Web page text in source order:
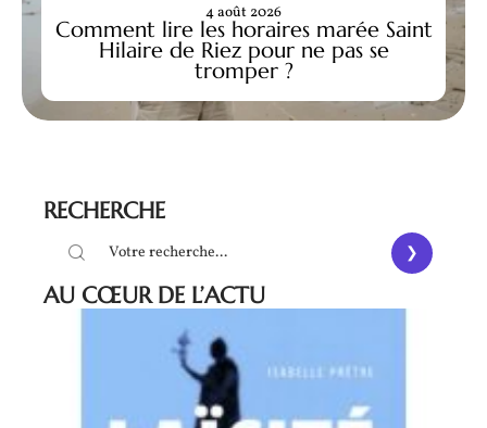
Comment lire les horaires marée Saint
Hilaire de Riez pour ne pas se
tromper ?
4 août 2026
RECHERCHE
AU CŒUR DE L’ACTU